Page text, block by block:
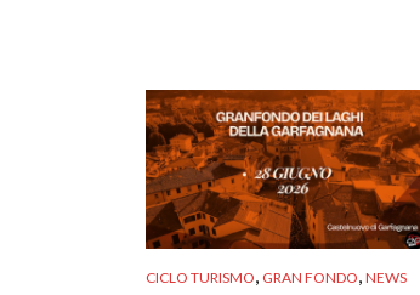
CICLO TURISMO GRAN FONDO NEWS